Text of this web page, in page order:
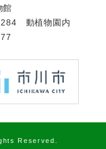
館
動植物園内
Reserved.